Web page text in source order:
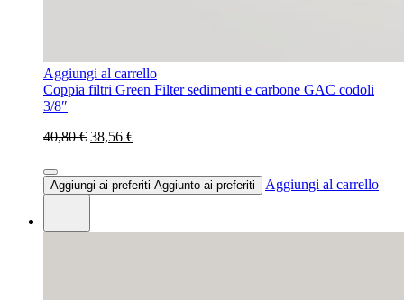
Aggiungi al carrello
Coppia filtri Green Filter sedimenti e carbone GAC codoli
3/8″
40,80 € 38,56 €
Aggiungi ai preferiti Aggiunto ai preferiti Aggiungi al carrello